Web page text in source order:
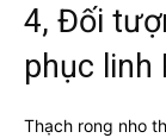
4, Đối
phục linh
Thạch rong nho